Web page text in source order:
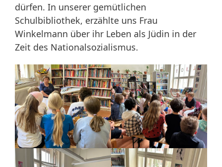
dürfen. In unserer gemütlichen
Schulbibliothek, erzählte uns Frau
Winkelmann über ihr Leben als Jüdin in der
Zeit des Nationalsozialismus.